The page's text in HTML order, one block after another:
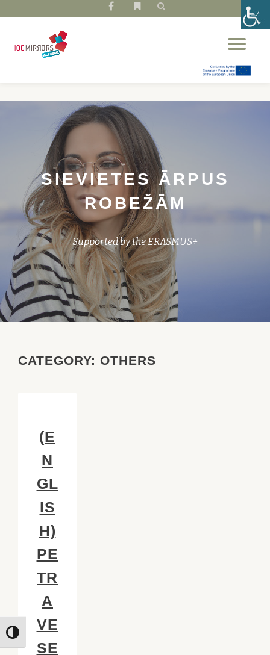
Toggle High Contrast
fa-
fa-
SIEVIETES ĀRPUS
ROBEŽĀM
Supported by the ERASMUS+
CATEGORY: OTHERS
(E
N
GL
IS
H)
PE
TR
A
VE
SE